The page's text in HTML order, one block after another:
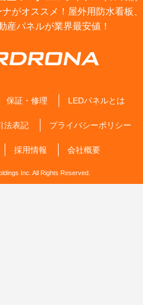
がオススメ！屋外用防水看板、
産パネルが業界最安値！
保証・修理 LEDパネルとは
法表記 プライバシーポリシー
採用情報 会社概要
Inc. All Rights Reserved.